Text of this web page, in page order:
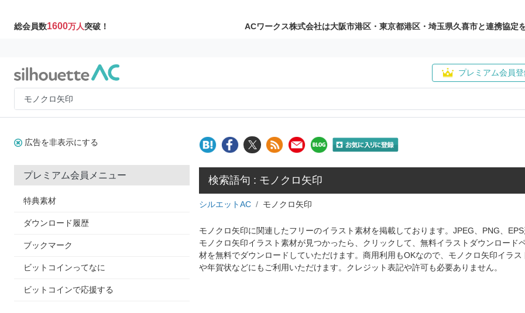
総会員数1600万人突破！ ACワークス株式会社は大阪市港区・東京都港区・埼玉県久喜市と連携協定
プレミアム会員
広告を非表示にする
プレミアム会員メニュー
特典素材
ダウンロード履歴
ブックマーク
ビットコインってなに
ビットコインで応援する
検索語句 : モノクロ矢印
シルエットAC モノクロ矢印
モノクロ矢印に関連したフリーのイラスト素材を掲載しております。JPEG、PNG、
モノクロ矢印イラスト素材が見つかったら、クリックして、無料イラストダウンロー
材を無料でダウンロードしていただけます。商用利用もOKなので、モノクロ矢印イラ
や年賀状などにもご利用いただけます。クレジット表記や許可も必要ありません。